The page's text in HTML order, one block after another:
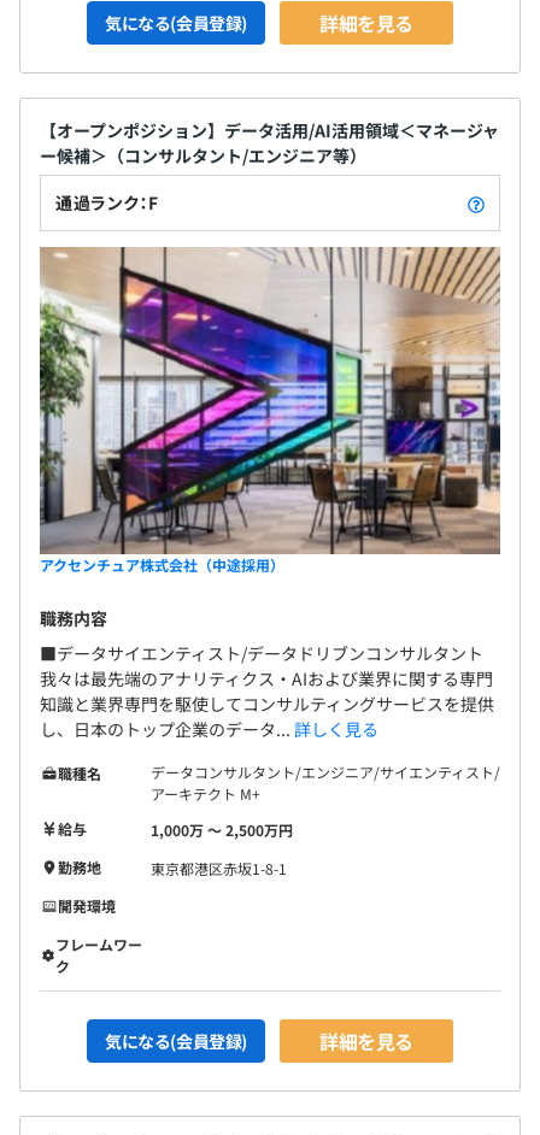
気になる(会員登録) 詳細を見る
【オープンポジション】データ活用/AI活用領域＜マネージャ
ー候補＞（コンサルタント/エンジニア等）
通過ランク：F
アクセンチュア株式会社（中途採用）
職務内容
■データサイエンティスト/データドリブンコンサルタント
我々は最先端のアナリティクス・AIおよび業界に関する専門
知識と業界専門を駆使してコンサルティングサービスを提供
し、日本のトップ企業のデータ... 詳しく見る
職種名
データコンサルタント/エンジニア/サイエンティスト/
アーキテクト M+
給与
1,000万 〜 2,500万円
勤務地
東京都港区赤坂1-8-1
開発環境
フレームワー
ク
気になる(会員登録) 詳細を見る